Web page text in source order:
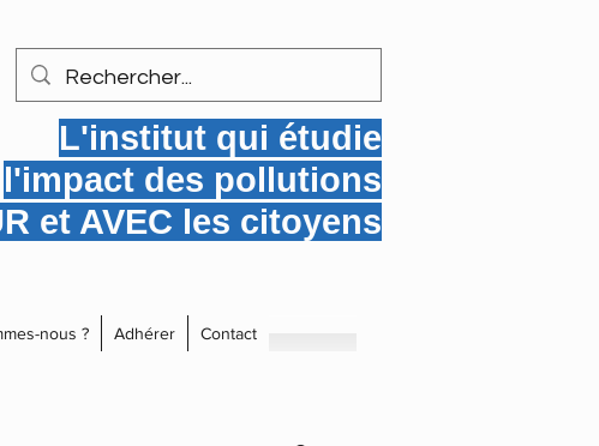
L'institut qui étudie
l'impact des pollutions
et AVEC les citoyens
nous ? Adhérer Contact